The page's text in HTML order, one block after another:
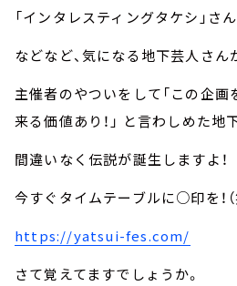
「インタレスティングタケシ」さ
などなど、気になる地下芸人さん
主催者のやついをして「この企
来る価値あり！」 と言わしめた地
間違いなく伝説が誕生しますよ！
今すぐタイムテーブルに○印を！（
https://yatsui-fes.com/
さて覚えてますでしょうか。